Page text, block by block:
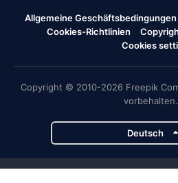
Allgemeine Geschäftsbedingungen
Cookies-Richtlinien
Cookies
Copyright © 2010-2026 Freepik
vorbehalten.
Deutsch